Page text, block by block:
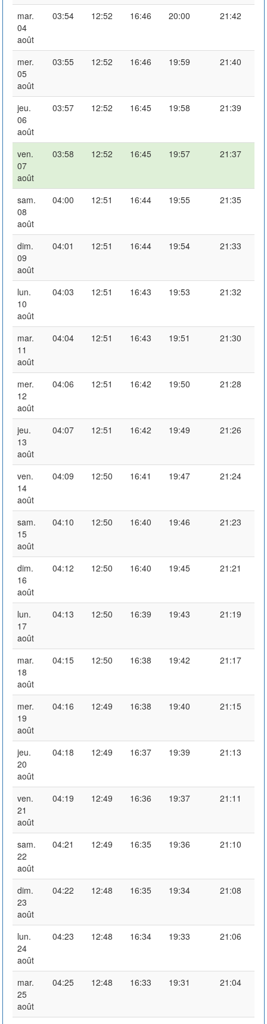
mar.
04
août
03:54 12:52 16:46 20:00 21:42
mer.
05
août
03:55 12:52 16:46 19:59 21:40
jeu.
06
août
03:57 12:52 16:45 19:58 21:39
ven.
07
août
03:58 12:52 16:45 19:57 21:37
sam.
08
août
04:00 12:51 16:44 19:55 21:35
dim.
09
août
04:01 12:51 16:44 19:54 21:33
lun.
10
août
04:03 12:51 16:43 19:53 21:32
mar.
11
août
04:04 12:51 16:43 19:51 21:30
mer.
12
août
04:06 12:51 16:42 19:50 21:28
jeu.
13
août
04:07 12:51 16:42 19:49 21:26
ven.
14
août
04:09 12:50 16:41 19:47 21:24
sam.
15
août
04:10 12:50 16:40 19:46 21:23
dim.
16
août
04:12 12:50 16:40 19:45 21:21
lun.
17
août
04:13 12:50 16:39 19:43 21:19
mar.
18
août
04:15 12:50 16:38 19:42 21:17
mer.
19
août
04:16 12:49 16:38 19:40 21:15
jeu.
20
août
04:18 12:49 16:37 19:39 21:13
ven.
21
août
04:19 12:49 16:36 19:37 21:11
sam.
22
août
04:21 12:49 16:35 19:36 21:10
dim.
23
août
04:22 12:48 16:35 19:34 21:08
lun.
24
août
04:23 12:48 16:34 19:33 21:06
mar.
25
août
04:25 12:48 16:33 19:31 21:04